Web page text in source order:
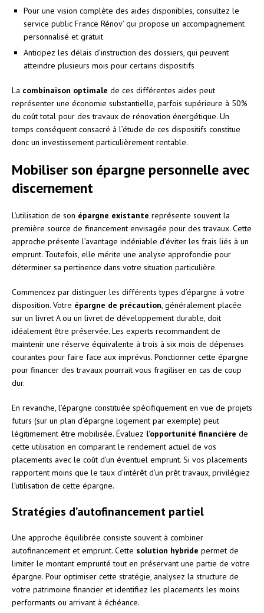
Pour une vision complète des aides disponibles, consultez le
service public France Rénov’ qui propose un accompagnement
personnalisé et gratuit
Anticipez les délais d’instruction des dossiers, qui peuvent
atteindre plusieurs mois pour certains dispositifs
La combinaison optimale de ces différentes aides peut
représenter une économie substantielle, parfois supérieure à 50%
du coût total pour des travaux de rénovation énergétique. Un
temps conséquent consacré à l’étude de ces dispositifs constitue
donc un investissement particulièrement rentable.
Mobiliser son épargne personnelle avec
discernement
L’utilisation de son épargne existante représente souvent la
première source de financement envisagée pour des travaux. Cette
approche présente l’avantage indéniable d’éviter les frais liés à un
emprunt. Toutefois, elle mérite une analyse approfondie pour
déterminer sa pertinence dans votre situation particulière.
Commencez par distinguer les différents types d’épargne à votre
disposition. Votre épargne de précaution , généralement placée
sur un livret A ou un livret de développement durable, doit
idéalement être préservée. Les experts recommandent de
maintenir une réserve équivalente à trois à six mois de dépenses
courantes pour faire face aux imprévus. Ponctionner cette épargne
pour financer des travaux pourrait vous fragiliser en cas de coup
dur.
En revanche, l’épargne constituée spécifiquement en vue de projets
futurs (sur un plan d’épargne logement par exemple) peut
légitimement être mobilisée. Évaluez l’opportunité financière de
cette utilisation en comparant le rendement actuel de vos
placements avec le coût d’un éventuel emprunt. Si vos placements
rapportent moins que le taux d’intérêt d’un prêt travaux, privilégiez
l’utilisation de cette épargne.
Stratégies d’autofinancement partiel
Une approche équilibrée consiste souvent à combiner
autofinancement et emprunt. Cette solution hybride permet de
limiter le montant emprunté tout en préservant une partie de votre
épargne. Pour optimiser cette stratégie, analysez la structure de
votre patrimoine financier et identifiez les placements les moins
performants ou arrivant à échéance.